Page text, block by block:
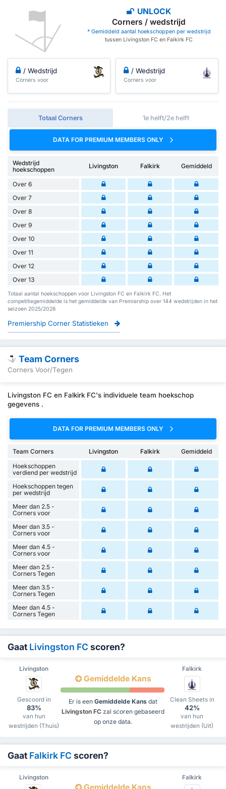
UNLOCK
Corners / wedstrijd
* Gemiddeld aantal hoekschoppen per wedstrijd
tussen Livingston FC en Falkirk FC
/ Wedstrijd
Corners voor
/ Wedstrijd
Corners voor
Totaal Corners 1e helft/2e helft
DATA FOR PREMIUM MEMBERS ONLY
Wedstrijd
hoekschoppen
Livingston Falkirk Gemiddeld
Over 6
Over 7
Over 8
Over 9
Over 10
Over 11
Over 12
Over 13
Totaal aantal hoekschoppen voor Livingston FC en Falkirk FC. Het
competitiegemiddelde is het gemiddelde van Premiership over 144 wedstrijden in het
seizoen 2025/2026
Premiership Corner Statistieken
Team Corners
Corners Voor/Tegen
Livingston FC en Falkirk FC's individuele team hoekschop
gegevens .
DATA FOR PREMIUM MEMBERS ONLY
Team Corners Livingston Falkirk
Gemiddeld
Hoekschoppen
verdiend per wedstrijd
Hoekschoppen tegen
per wedstrijd
Meer dan 2.5 -
Corners voor
Meer dan 3.5 -
Corners voor
Meer dan 4.5 -
Corners voor
Meer dan 2.5 -
Corners Tegen
Meer dan 3.5 -
Corners Tegen
Meer dan 4.5 -
Corners Tegen
Gaat Livingston FC scoren?
Livingston Falkirk
Gescoord in
83%
van hun
westrijden (Thuis)
Gemiddelde Kans
Er is een Gemiddelde Kans dat
Livingston FC zal scoren gebaseerd
op onze data.
Clean Sheets in
42%
van hun
westrijden (Uit)
Gaat Falkirk FC scoren?
Livingston Falkirk